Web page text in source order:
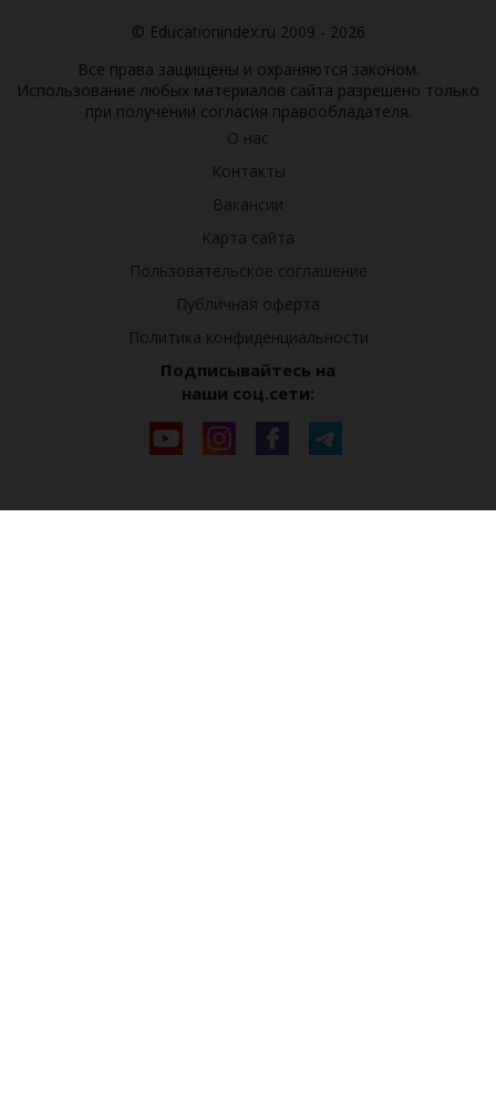
© Educationindex.ru 2009 - 2026
Все права защищены и охраняются законом.
Использование любых материалов сайта разрешено только
при получении согласия правообладателя.
О нас
Контакты
Вакансии
Карта сайта
Пользовательское соглашение
Публичная оферта
Политика конфиденциальности
Подписывайтесь на
наши соц.сети: